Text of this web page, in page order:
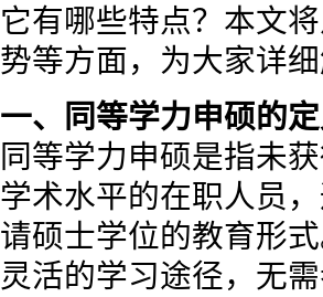
它有哪些特点？本文
势等方面，为大家详
一、同等学力申硕的
同等学力申硕是指未
学术水平的在职人员
请硕士学位的教育形
灵活的学习途径，无